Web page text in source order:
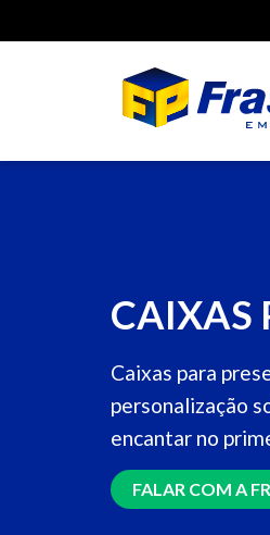
CAIXAS
Caixas para
personalização
encantar no
FALAR COM A